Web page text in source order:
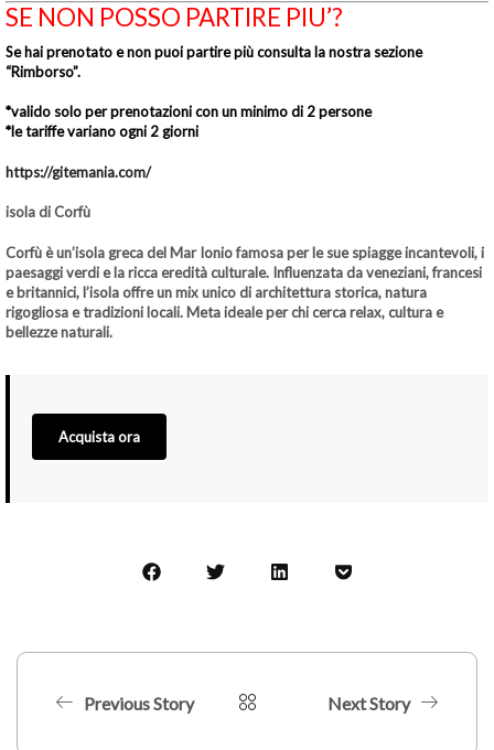
SE NON POSSO PARTIRE PIU’?
Se hai prenotato e non puoi partire più consulta la nostra sezione
“Rimborso”.
*valido solo per prenotazioni con un minimo di 2 persone
*le tariffe variano ogni 2 giorni
https://gitemania.com/
isola di Corfù
Corfù è un’isola greca del Mar Ionio famosa per le sue spiagge incantevoli, i
paesaggi verdi e la ricca eredità culturale. Influenzata da veneziani, francesi
e britannici, l’isola offre un mix unico di architettura storica, natura
rigogliosa e tradizioni locali. Meta ideale per chi cerca relax, cultura e
bellezze naturali.
Acquista ora
Previous Story Next Story